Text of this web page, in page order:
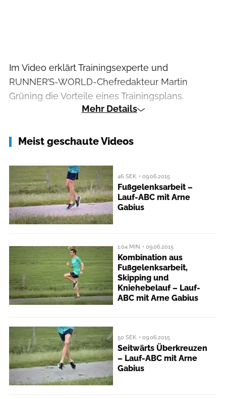
Im Video erklärt Trainingsexperte und
RUNNER’S-WORLD-Chefredakteur Martin
Grüning die Vorteile eines Trainingsplans.
Mehr Details
Meist geschaute Videos
46 SEK. • 09.06.2015
Fußgelenksarbeit –
Lauf-ABC mit Arne
Gabius
1:04 MIN. • 09.06.2015
Kombination aus
Fußgelenksarbeit,
Skipping und
Kniehebelauf – Lauf-
ABC mit Arne Gabius
50 SEK. • 09.06.2015
Seitwärts Überkreuzen
– Lauf-ABC mit Arne
Gabius